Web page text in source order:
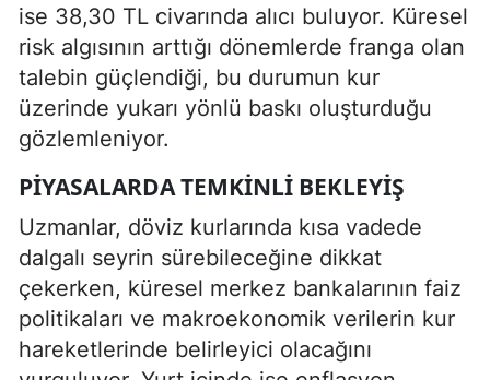
ise 38,30 TL civarında alıcı buluyor. Küresel
risk algısının arttığı dönemlerde franga olan
talebin güçlendiği, bu durumun kur
üzerinde yukarı yönlü baskı oluşturduğu
gözlemleniyor.
PIYASALARDA TEMKINLI BEKLEYIŞ
Uzmanlar, döviz kurlarında kısa vadede
dalgalı seyrin sürebileceğine dikkat
çekerken, küresel merkez bankalarının faiz
politikaları ve makroekonomik verilerin kur
hareketlerinde belirleyici olacağını